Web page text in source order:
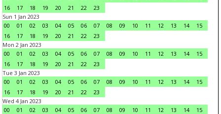
16
17 18 19 20 21 22
23
Sun 1 Jan 2023
00
01 02 03 04 05 06 07 08 09 10 11 12 13 14
15
16
17 18 19 20 21 22
23
Mon 2 Jan 2023
00
01 02 03 04 05 06 07 08 09 10 11 12 13 14
15
16
17 18 19 20 21 22
23
Tue 3 Jan 2023
00
01 02 03 04 05 06 07 08 09 10 11 12 13 14
15
16
17 18 19 20 21 22
23
Wed 4 Jan 2023
00
01 02 03 04 05 06 07 08 09 10 11 12 13 14
15